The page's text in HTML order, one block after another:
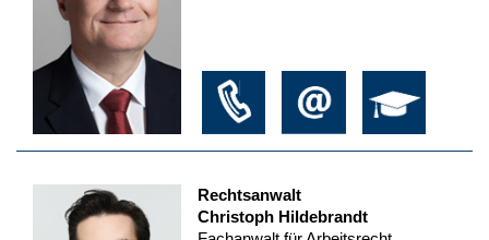
Rechtsanwalt
Christoph Hildebrandt